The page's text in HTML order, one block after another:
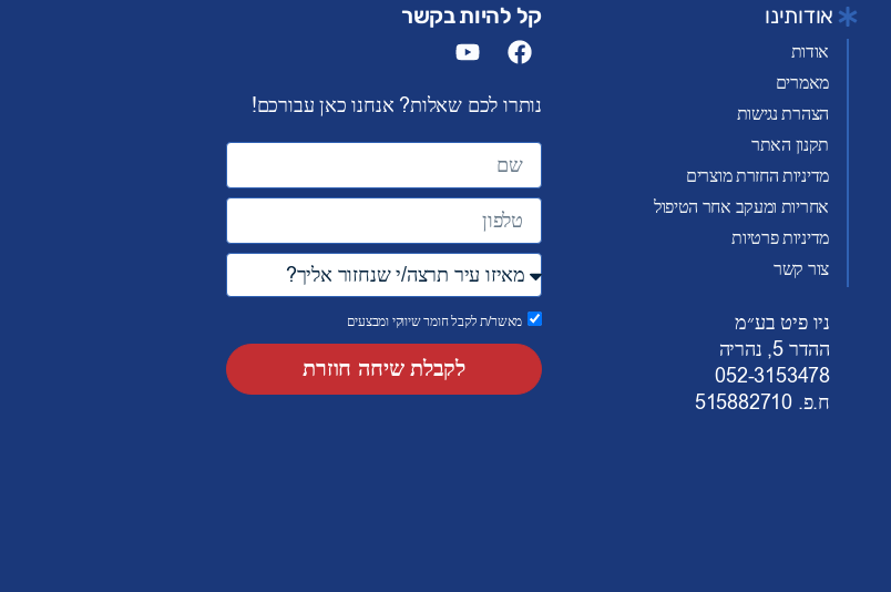
אודותינו
אודות
מאמרים
הצהרת נגישות
תקנון האתר
מדיניות החזרת מוצרים
אחריות ומעקב אחר הטיפול
מדיניות פרטיות
צור קשר
ניו פיט בע״מ
ההדר 5, נהריה
052-3153478
ח.פ. 515882710
קל להיות בקשר
נותרו לכם שאלות? אנחנו כאן עבורכם!
מאשר/ת לקבל חומר שיווקי ומבצעים
לקבלת שיחה חוזרת